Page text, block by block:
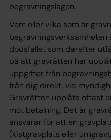
begravningslagen.
Vem eller vilka som är
dödsfallet som därefter
på att gravrätten har
uppgifter från
från dig direkt, via
Gravrätten upplåts oftast
mot betalning. Det är
ansvarar för att en
(kistgravplats eller